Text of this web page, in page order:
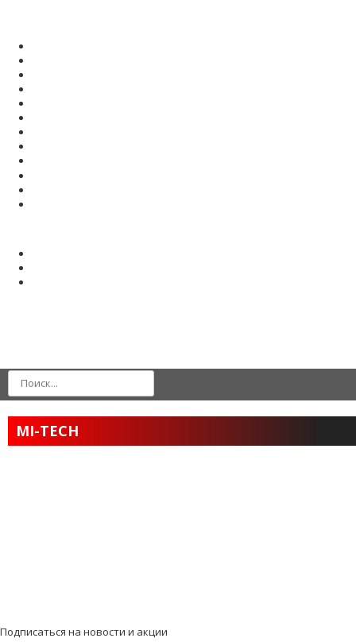
MI-TECH
Подписаться на новости и акции